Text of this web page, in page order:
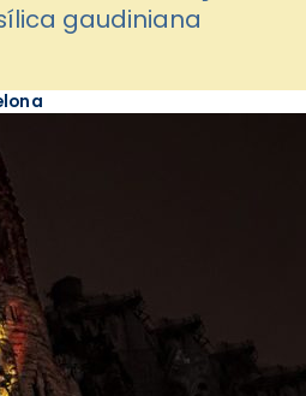
gaudiniana